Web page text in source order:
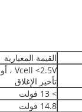
القيمة المعيارية
تأخير الإغلاق
> 13 فولت
14.8 فولت